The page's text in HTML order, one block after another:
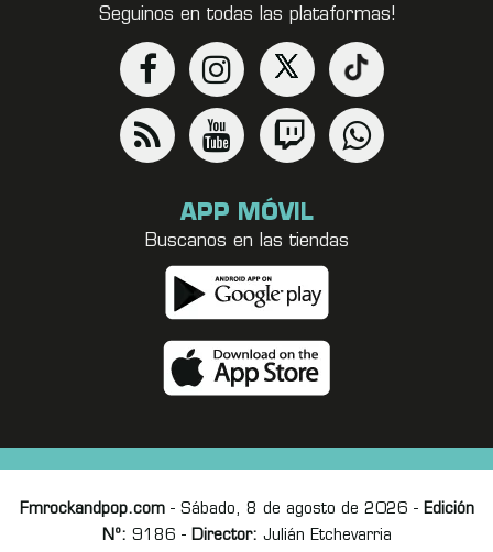
Seguinos en todas las plataformas!
APP MÓVIL
Buscanos en las tiendas
Fmrockandpop.com- Sábado, 8 de agosto de 2026 - Edición
Nº: 9186 - Director: Julián Etchevarria